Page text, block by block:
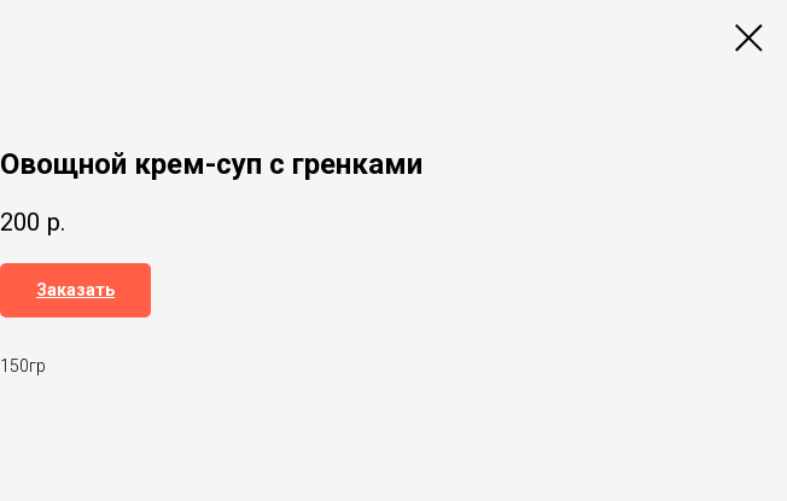
Овощной крем-суп с гренками
200 р.
Заказать
150гр